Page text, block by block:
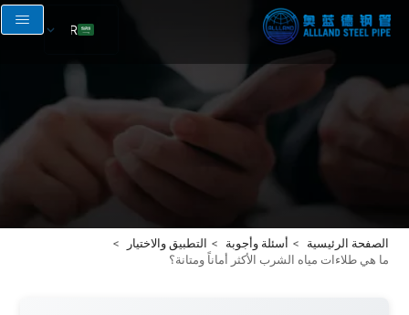
الصفحة الرئيسية أسئلة وأجوبة
التطبيق والاختيار
ما هي طلاءات مياه الشرب الأكثر أماناً ومتانة؟